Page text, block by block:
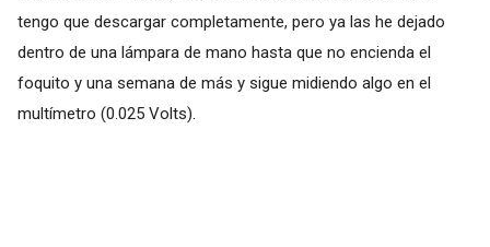
tengo que descargar completamente, pero ya las he dejado
dentro de una lámpara de mano hasta que no encienda el
foquito y una semana de más y sigue midiendo algo en el
multímetro (0.025 Volts).